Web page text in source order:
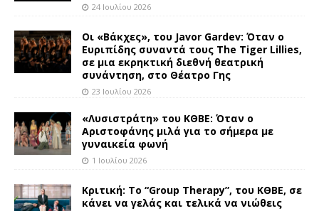
24 Ιουλίου 2026
Οι «Βάκχες», του Javor Gardev: Όταν ο
Ευριπίδης συναντά τους The Tiger Lillies,
σε μια εκρηκτική διεθνή θεατρική
συνάντηση, στο Θέατρο Γης
23 Ιουλίου 2026
«Λυσιστράτη» του ΚΘΒΕ: Όταν ο
Αριστοφάνης μιλά για το σήμερα με
γυναικεία φωνή
1 Ιουλίου 2026
Κριτική: Το “Group Therapy”, του ΚΘΒΕ, σε
κάνει να γελάς και τελικά να νιώθεις